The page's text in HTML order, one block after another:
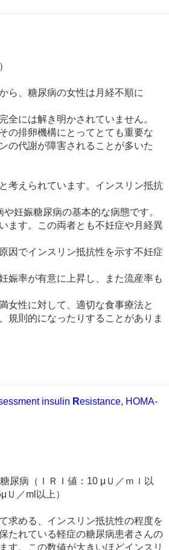
ら、糖尿病の女性は月経不順に
全には解き明かされていません。
の排卵機構にとってとても重要な
の代謝が障害されることが多いた
考えられています。インスリン抵抗
妊娠糖尿病の基本的な病態です。
ます。この両者とも不妊症や月経異
因でインスリン抵抗性を示す不妊症
娠率が有意に上昇し、また流産率も
女性に対して、適切な食事療法と
規則的になったりすることがありま
insulin Resistance, HOMA-
尿病（ＩＲＩ値：10 μＵ／ｍｌ以
Ｕ／ml以上）
求める、インスリン抵抗性の程度を
たれている軽症の糖尿病患者さんの
す。この数値が大きいほどインスリ